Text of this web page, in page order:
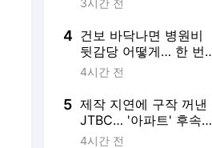
3시간 전
4 건보 바닥나면 병원비
뒷감당 어떻게… 한 번
도 안 지킨 '20% 지원'
4시간 전
5 제작 지연에 구작 꺼낸
JTBC… '아파트' 후속작
은 변우석·박지훈의 '꽃
4시간 전